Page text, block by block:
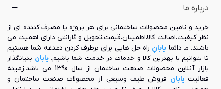
درباره ما
خرید و تامین محصولات ساختمانی برای هر پروژه یا مصرف کننده ای از
نظر کیفیت،اصالت کالا،اطمینان،قیمت،تحویل و گارانتی دارای اهمیت می
باشند. ما دائما یابانِ راه حل هایی برای برطرف کردن دغدغه شما هستیم
تا بتوانیم با بهترین کالا و خدمات در خدمت شما باشیم.یابان بنیانگذار
بازار آنلاین محصولات صنعت ساختمان از سال 1390 می باشد.زمینه
فعالیتیابان فروش طیف وسیعی از محصولات صنعت ساختمان و